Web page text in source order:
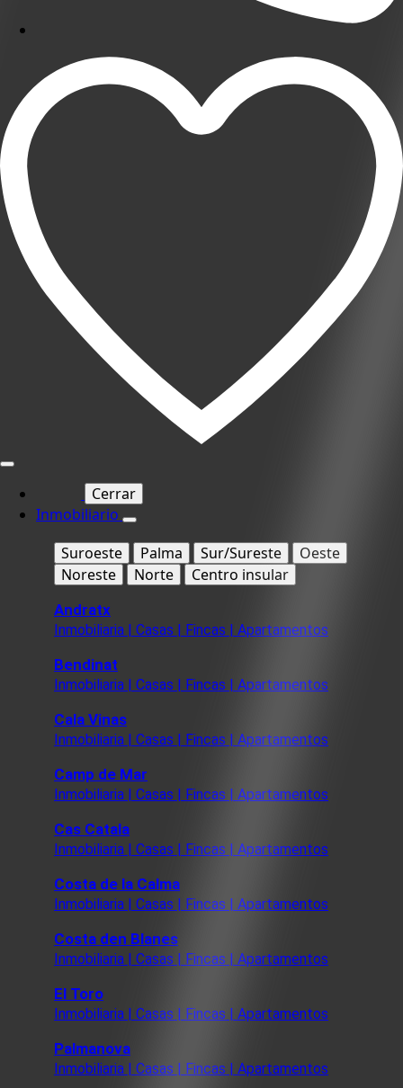
Cerrar
Inmobiliario
Suroeste
Palma Sur/Sureste
Oeste
Noreste
Norte Centro insular
Andratx
Inmobiliaria | Casas | Fincas | Apartamentos
Bendinat
Inmobiliaria | Casas | Fincas | Apartamentos
Cala Vinas
Inmobiliaria | Casas | Fincas | Apartamentos
Camp de Mar
Inmobiliaria | Casas | Fincas | Apartamentos
Cas Catala
Inmobiliaria | Casas | Fincas | Apartamentos
Costa de la Calma
Inmobiliaria | Casas | Fincas | Apartamentos
Costa den Blanes
Inmobiliaria | Casas | Fincas | Apartamentos
El Toro
Inmobiliaria | Casas | Fincas | Apartamentos
Palmanova
Inmobiliaria | Casas | Fincas | Apartamentos